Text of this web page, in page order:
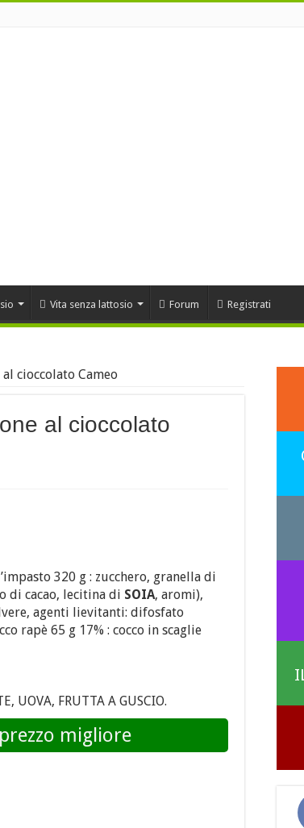
Vita senza lattosio Forum Registrati
cioccolato Cameo
al cioccolato
320 g : zucchero, granella di
di cacao, lecitina di SOIA, aromi),
agenti lievitanti: difosfato
rapè 65 g 17% : cocco in scaglie
FRUTTA A GUSCIO.
migliore